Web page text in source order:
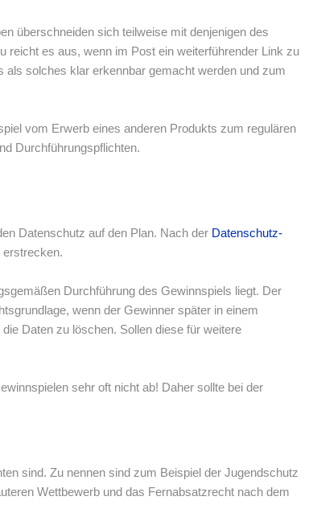
überschneiden sich teilweise mit denjenigen des
reicht es aus, wenn im Post ein weiterführender Link zu
solches klar erkennbar gemacht werden und zum
vom Erwerb eines anderen Produkts zum regulären
Durchführungspflichten.
Datenschutz auf den Plan. Nach der Datenschutz-
Durchführung des Gewinnspiels liegt. Der
wenn der Gewinner später in einem
Daten zu löschen. Sollen diese für weitere
sehr oft nicht ab! Daher sollte bei der
sind. Zu nennen sind zum Beispiel der Jugendschutz
Wettbewerb und das Fernabsatzrecht nach dem